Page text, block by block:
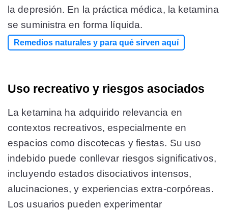
la depresión. En la práctica médica, la ketamina
se suministra en forma líquida.
Remedios naturales y para qué sirven aquí
Uso recreativo y riesgos asociados
La ketamina ha adquirido relevancia en
contextos recreativos, especialmente en
espacios como discotecas y fiestas. Su uso
indebido puede conllevar riesgos significativos,
incluyendo estados disociativos intensos,
alucinaciones, y experiencias extra-corpóreas.
Los usuarios pueden experimentar